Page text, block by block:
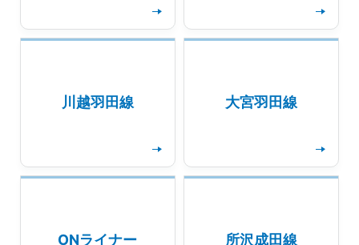
川越羽田線
詳細を見る 大宮羽田線
詳細を見る
ONライナー
詳細を見る 所沢成田線
詳細を見る